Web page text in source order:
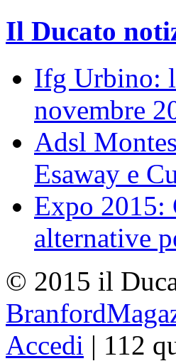
Il Ducato
Ifg Urbino:
novembre
Adsl
Esaway e
Expo 2015:
alternative
© 2015 il
Accedi | 112